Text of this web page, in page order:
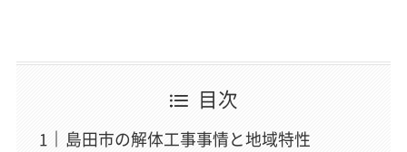
目次
島田市の解体工事事情と地域特性